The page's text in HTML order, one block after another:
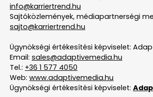
info@karriertrend.hu
Sajtóközlemények, médiapartnerségi
sajto@karriertrend.hu
Ügynökségi értékesítési képviselet:
Email: sales@adaptivemedia.hu
Tel.: +36 1 577 4050
Web: www.adaptivemedia.hu
Ügynökségi értékesítési képviselet: